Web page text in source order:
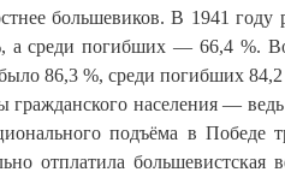
большевиков. В 1941 году
среди погибших — 66,4 %.
86,3 %, среди погибших
гражданского населения —
подъёма в Победе
отплатила большевистская